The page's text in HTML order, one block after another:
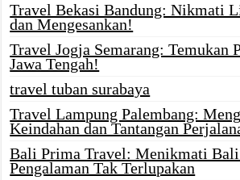
Travel Bekasi Bandung: Nikmati
dan Mengesankan!
Travel Jogja Semarang: Temukan
Jawa Tengah!
travel tuban surabaya
Travel Lampung Palembang:
Keindahan dan Tantangan
Bali Prima Travel: Menikmati Bali
Pengalaman Tak Terlupakan